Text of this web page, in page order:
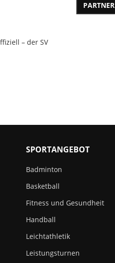
– der SV
PARTNER
SPORTANGEBOT
Badminton
Basketball
Fitness und Gesundheit
Handball
Leichtathletik
Leistungsturnen